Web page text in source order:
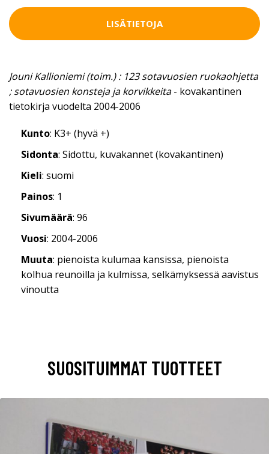
LISÄTIETOJA
Jouni Kallioniemi (toim.) : 123 sotavuosien ruokaohjetta
; sotavuosien konsteja ja korvikkeita- kovakantinen
tietokirja vuodelta 2004-2006
Kunto: K3+ (hyvä +)
Sidonta: Sidottu, kuvakannet (kovakantinen)
Kieli: suomi
Painos: 1
Sivumäärä: 96
Vuosi: 2004-2006
Muuta: pienoista kulumaa kansissa, pienoista
kolhua reunoilla ja kulmissa, selkämyksessä aavistus
vinoutta
SUOSITUIMMAT TUOTTEET